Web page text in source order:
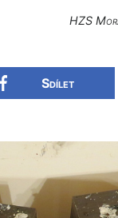
HZS
Sdílet